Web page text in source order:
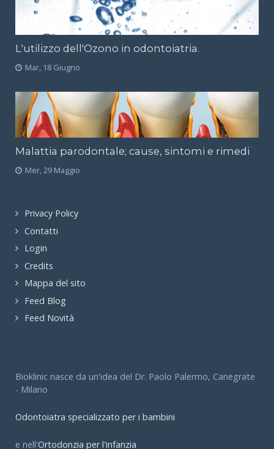
L'utilizzo dell'Ozono in odontoiatria.
Mar, 18 Giugno
Malattia parodontale; cause, sintomi e rimedi
Mer, 29 Maggio
Privacy Policy
Contatti
Login
Credits
Mappa del sito
Feed Blog
Feed Novità
Bioklinic nasce da un'idea del Dr. Paolo Palermo, Canegrate
- Milano
Odontoiatra specializzato per i bambini
e nell'Ortodonzia per l'infanzia